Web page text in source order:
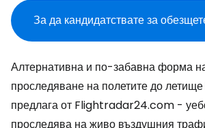
За да кандидатствате за
Алтернативна и по-забавна форма
проследяване на полетите до
предлага от Flightradar24.com -
проследява на живо въздушния